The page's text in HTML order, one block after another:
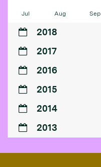
Jul Aug Sep
2018
2017
2016
2015
2014
2013